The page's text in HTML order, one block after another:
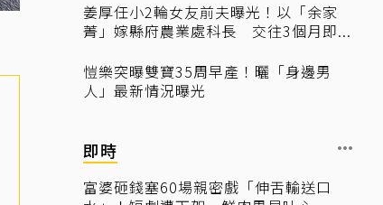
姜厚任小2輪女友前夫曝光！以「余家
菁」嫁縣府農業處科長 交往3個月即...
愷樂突曝雙寶35周早產！曬「身邊男
人」最新情況曝光
即時
富婆砸錢塞60場親密戲「伸舌輸送口